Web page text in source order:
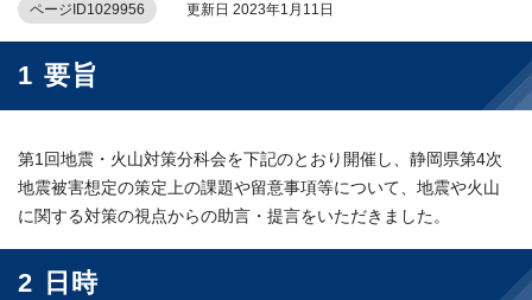
ページID1029956 更新日 2023年1月11日
1 要旨
第1回地震・火山対策分科会を下記のとおり開催し、静岡県第4次
地震被害想定の策定上の課題や留意事項等について、地震や火山
に関する対策の視点からの助言・提言をいただきました。
2 日時